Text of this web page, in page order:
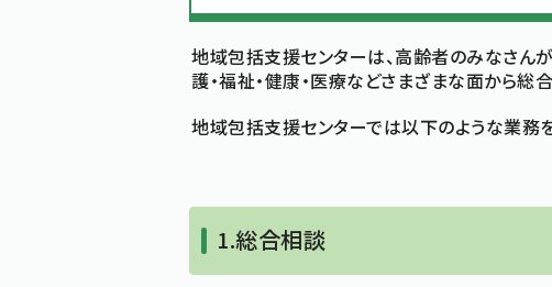
地域包括支援センターは、高齢者のみなさん
護・福祉・健康・医療などさまざまな面から総
地域包括支援センターでは以下のような業務
1.総合相談